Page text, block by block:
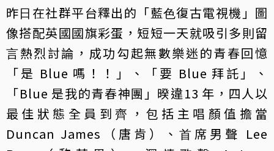
昨⽇在社群平台釋出的「藍⾊復古電視機」圖
像搭配英國國旗彩蛋，短短⼀天就吸引多則留
⾔熱烈討論，成功勾起無數樂迷的青春回憶
「是 Blue 嗎！！」、「要 Blue 拜託」、
「Blue 是我的青春神團」暌違13 年，四⼈以
最佳狀態全員到⿑，包括主唱顏值擔當
Duncan James（唐肯）、⾸席男聲 Lee